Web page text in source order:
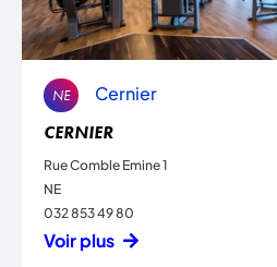
NE Cernier
CERNIER
Rue Comble Emine 1
NE
032 853 49 80
Voir plus